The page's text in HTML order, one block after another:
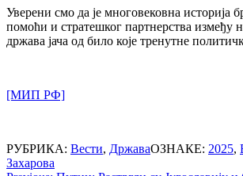
Уверени смо да је многовековна историја
помоћи и стратешког партнерства између
држава јача од било које тренутне
[МИП РФ]
РУБРИКА: Вести, ДржаваОЗНАКЕ: 2025,
Захарова